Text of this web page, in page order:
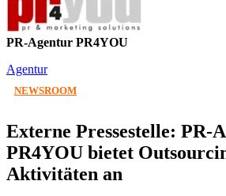
PR-Agentur PR4YOU
Agentur
NEWSROOM
Externe Pressestelle: PR-
PR4YOU bietet
Aktivitäten an